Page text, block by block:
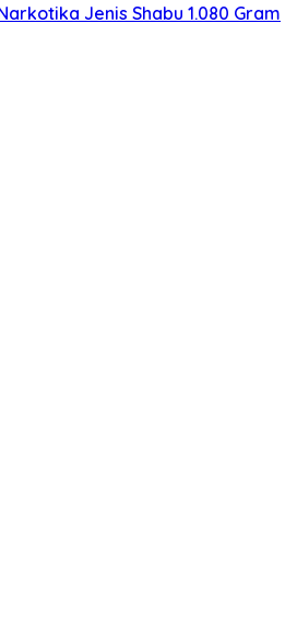
Jenis Shabu 1.080 Gram